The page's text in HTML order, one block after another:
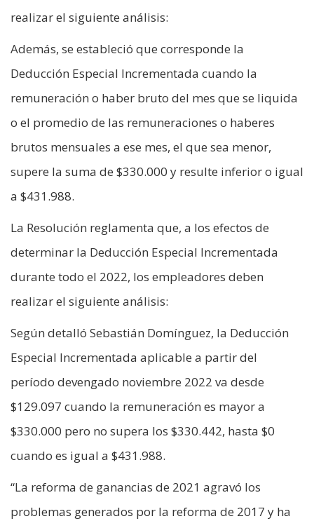
realizar el siguiente análisis:
Además, se estableció que corresponde la
Deducción Especial Incrementada cuando la
remuneración o haber bruto del mes que se liquida
o el promedio de las remuneraciones o haberes
brutos mensuales a ese mes, el que sea menor,
supere la suma de $330.000 y resulte inferior o igual
a $431.988.
La Resolución reglamenta que, a los efectos de
determinar la Deducción Especial Incrementada
durante todo el 2022, los empleadores deben
realizar el siguiente análisis:
Según detalló Sebastián Domínguez, la Deducción
Especial Incrementada aplicable a partir del
período devengado noviembre 2022 va desde
$129.097 cuando la remuneración es mayor a
$330.000 pero no supera los $330.442, hasta $0
cuando es igual a $431.988.
“La reforma de ganancias de 2021 agravó los
problemas generados por la reforma de 2017 y ha